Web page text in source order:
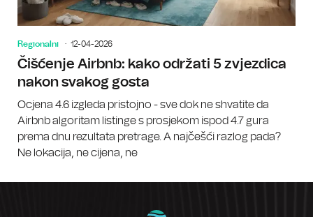
Regionalni 12-04-2026
Čišćenje Airbnb: kako održati 5 zvjezdica
nakon svakog gosta
Ocjena 4.6 izgleda pristojno - sve dok ne shvatite da
Airbnb algoritam listinge s prosjekom ispod 4.7 gura
prema dnu rezultata pretrage. A najčešći razlog pada?
Ne lokacija, ne cijena, ne